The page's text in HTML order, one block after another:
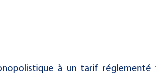
à un tarif